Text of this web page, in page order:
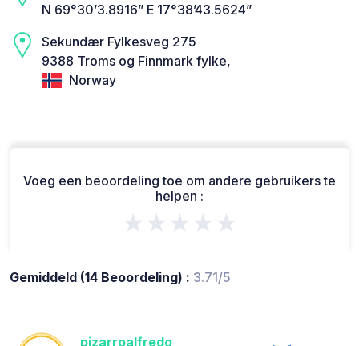
N 69°30’3.8916” E 17°38’43.5624”
Sekundær Fylkesveg 275
9388 Troms og Finnmark fylke,
Norway
Voeg een beoordeling toe om andere gebruikers te
helpen :
★★★★★
Gemiddeld (14 Beoordeling) : 3.71/5
pizarroalfredo